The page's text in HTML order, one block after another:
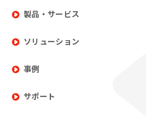
製品・サービス
ソリューション
事例
サポート